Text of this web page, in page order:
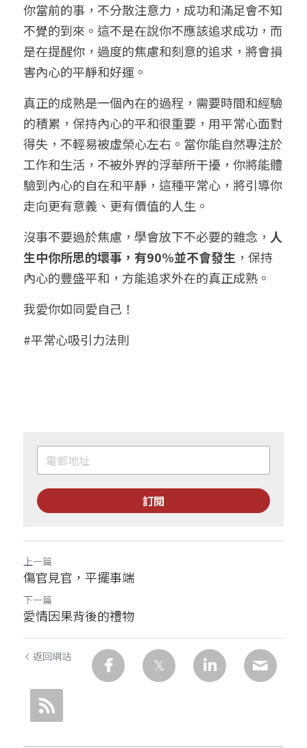
五行計算高階班
團隊訓練營
support@p8zicourse.com
你當前的事，不分散注意力，成功和滿足會不知
不覺的到來。這不是在說你不應該追求成功，而
是在提醒你，過度的焦慮和刻意的追求，將會損
害內心的平靜和好運。
真正的成熟是一個內在的過程，需要時間和經驗
的積累，保持內心的平和很重要，用平常心面對
得失，不輕易被虛榮心左右。當你能自然專注於
工作和生活，不被外界的浮華所干擾，你將能體
驗到內心的自在和平靜，這種平常心，將引導你
走向更有意義、更有價值的人生。
沒事不要過於焦慮，學會放下不必要的雜念， 人
生中你所思的壞事，有90%並不會發生 ，保持
內心的豐盛平和，方能追求外在的真正成熟。
我愛你如同愛自己！
#平常心吸引力法則
訂閱
上一篇
傷官見官，平擺事端
下一篇
愛情因果背後的禮物
返回網站